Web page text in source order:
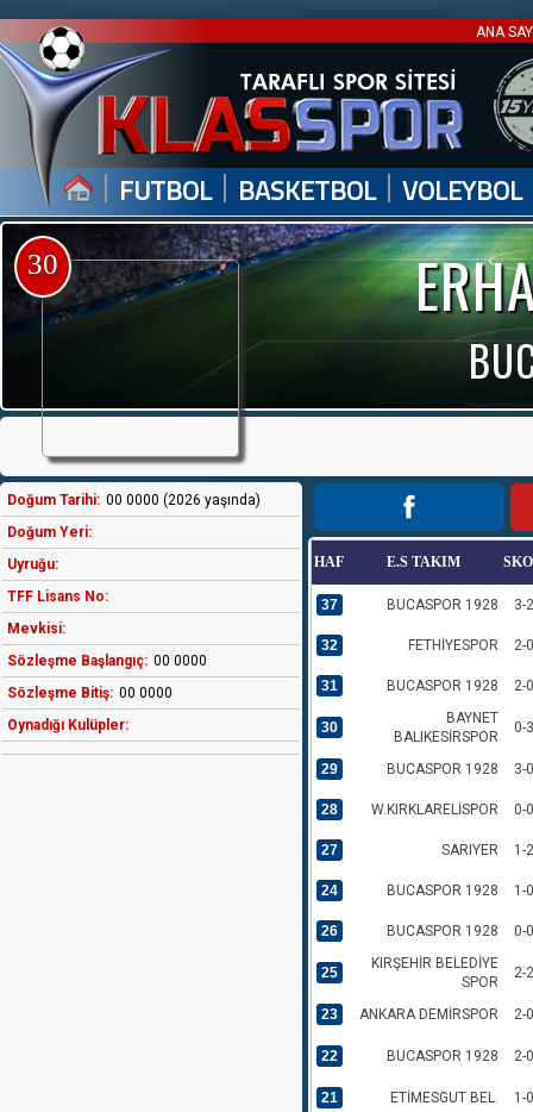
ANA
| FUTBOL | BASKETBOL | VOLEYBOL
30
Doğum Tarihi: 00 0000 (2026 yaşında)
Doğum Yeri:
Uyruğu:
TFF Lisans No:
Mevkisi:
Sözleşme Başlangıç: 00 0000
Sözleşme Bitiş: 00 0000
Oynadığı Kulüpler:
HAF E.S TAKIM
37 BUCASPOR 1928 3-2
32 FETHİYESPOR 2-0
31 BUCASPOR 1928 2-0
30
BAYNET
BALIKESİRSPOR
0-3
29 BUCASPOR 1928 3-0
28 W.KIRKLARELİSPOR 0-0
27 SARIYER 1-2
24 BUCASPOR 1928 1-0
26 BUCASPOR 1928 0-0
25
KIRŞEHİR BELEDİYE
SPOR
2-2
23 ANKARA DEMİRSPOR 2-0
22 BUCASPOR 1928 2-0
21 ETİMESGUT BEL. 1-0